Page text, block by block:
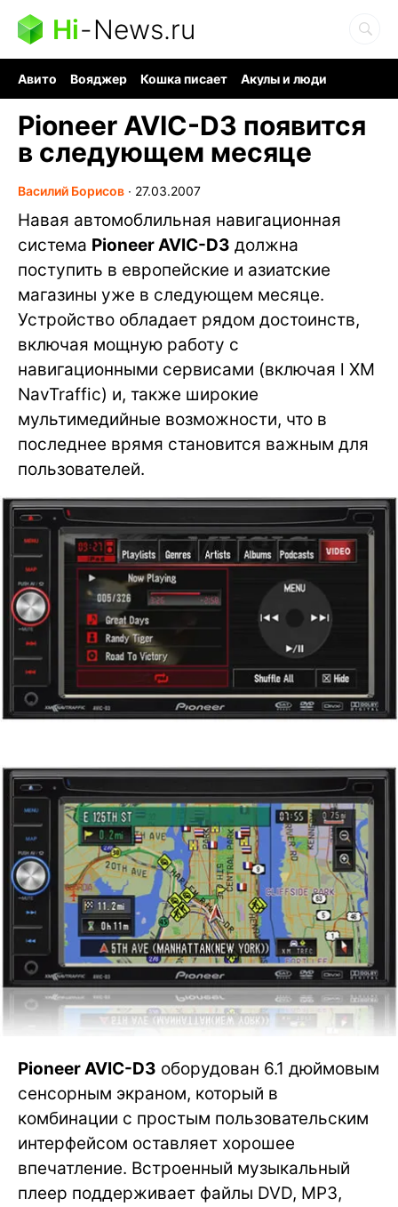
Hi-News.ru
Авито Вояджер Кошка писает
Акулы и люди
Pioneer AVIC-D3 появится
в следующем месяце
Василий Борисов ∙ 27.03.2007
Навая автомоблильная навигационная
система Pioneer AVIC-D3 должна
поступить в европейские и азиатские
магазины уже в следующем месяце.
Устройство обладает рядом достоинств,
включая мощную работу с
навигационными сервисами (включая l XM
NavTraffic) и, также широкие
мультимедийные возможности, что в
последнее врямя становится важным для
пользователей.
Pioneer AVIC-D3 оборудован 6.1 дюймовым
сенсорным экраном, который в
комбинации с простым пользовательским
интерфейсом оставляет хорошее
впечатление. Встроенный музыкальный
плеер поддерживает файлы DVD, MP3,